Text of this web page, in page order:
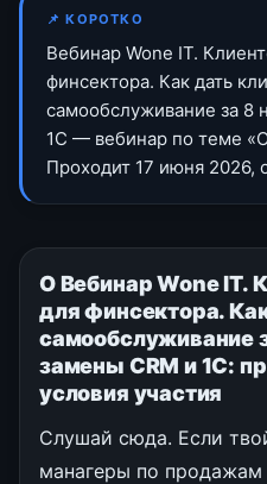
📌 КОРОТКО
Вебинар Wone IT.
финсектора. Как дать
самообслуживание за 8
1С — вебинар по теме
Проходит 17 июня 2026,
О Вебинар Wone IT.
для финсектора.
самообслуживание
замены CRM и 1С:
условия участия
Слушай сюда. Если
манагеры по продажам